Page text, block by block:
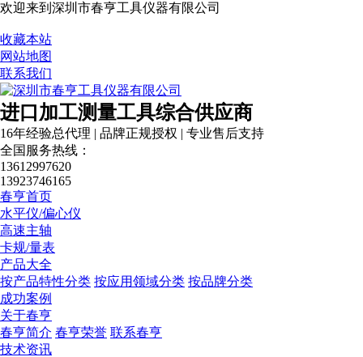
欢迎来到深圳市春亨工具仪器有限公司
收藏本站
网站地图
联系我们
进口加工测量工具综合供应商
16年经验总代理 | 品牌正规授权 | 专业售后支持
全国服务热线：
13612997620
13923746165
春亨首页
水平仪/偏心仪
高速主轴
卡规/量表
产品大全
按产品特性分类 按应用领域分类 按品牌分类
成功案例
关于春亨
春亨简介 春亨荣誉 联系春亨
技术资讯